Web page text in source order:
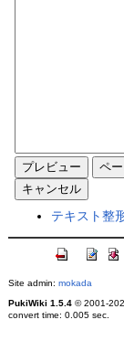
テキスト整
Site admin: mokada
PukiWiki 1.5.4© 2001-
convert time: 0.005 sec.